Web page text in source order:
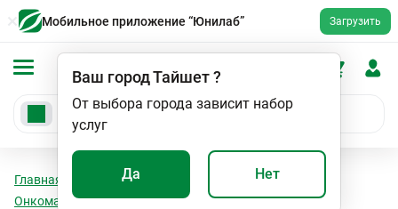
Мобильное приложение “Юнилаб” Загрузить
Ваш городТайшет?
От выбора города зависит набор
услуг
Да Нет
Главная Анализы
Онкомаркеры
Онкомаркеры
Индекс здоровья простаты (PHI)